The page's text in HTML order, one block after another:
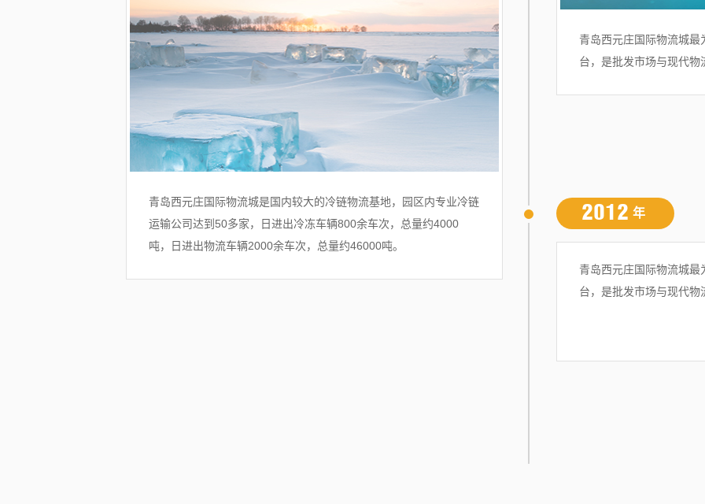
青岛西元庄国际物流城最
台，是批发市场与现代物
青岛西元庄国际物流城是国内较大的冷链物流基地，园区内专业冷链
运输公司达到50多家，日进出冷冻车辆800余车次，总量约4000
吨，日进出物流车辆2000余车次，总量约46000吨。
2012 年
青岛西元庄国际物流城最
台，是批发市场与现代物